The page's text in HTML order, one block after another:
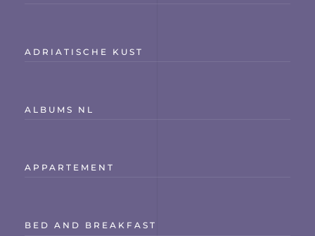
ADRIATISCHE KUST
ALBUMS NL
APPARTEMENT
BED AND BREAKFAST